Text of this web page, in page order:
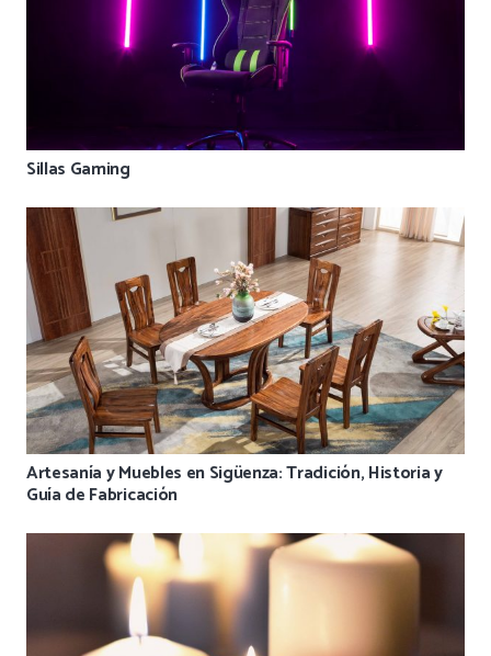
Sillas Gaming
Artesanía y Muebles en Sigüenza: Tradición, Historia y
Guía de Fabricación